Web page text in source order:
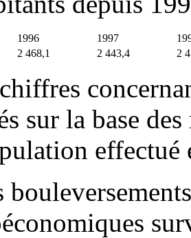
1996 1997
2 468,1 2 443,4 2
sur la base
effectué